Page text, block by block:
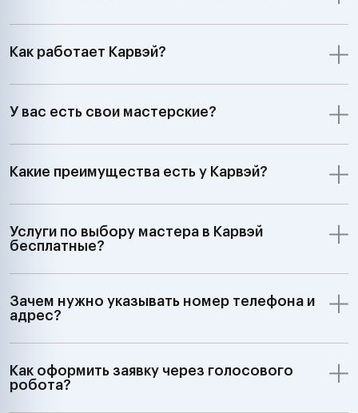
Как работает Карвэй?
У вас есть свои мастерские?
Какие преимущества есть у Карвэй?
Услуги по выбору мастера в Карвэй
бесплатные?
Зачем нужно указывать номер телефона и
адрес?
Как оформить заявку через голосового
робота?